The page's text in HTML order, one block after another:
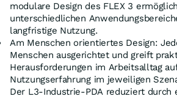
modulare Design des FLEX 3
unterschiedlichen
langfristige Nutzung.
Am Menschen orientiertes Design:
Menschen ausgerichtet und greift
Herausforderungen im Arbeitsalltag
Nutzungserfahrung im jeweiligen
Der L3-Industrie-PDA reduziert durch